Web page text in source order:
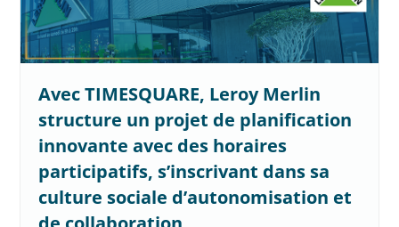
Avec TIMESQUARE, Leroy Merlin
structure un projet de planification
innovante avec des horaires
participatifs, s’inscrivant dans sa
culture sociale d’autonomisation et